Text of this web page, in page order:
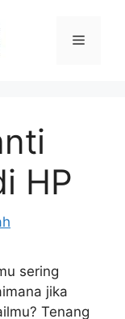
Menu
HP
sering
jika
Tenang